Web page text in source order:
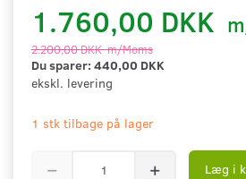
1.760,00 DKK
2.200,00 DKKm/Moms
Du sparer: 440,00 DKK
ekskl. levering
1 stk tilbage på lager
Læg i